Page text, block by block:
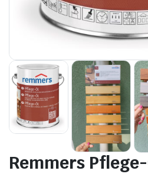
Remmers